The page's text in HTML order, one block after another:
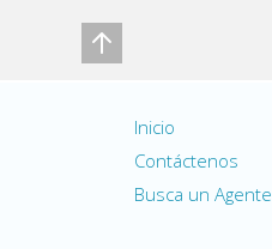
Inicio
Contáctenos
Busca un Agente